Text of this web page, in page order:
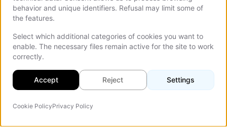
und einer einfachen Wissensdatenbank?
Standardsoftware verwenden?
behavior and unique identifiers. Refusal may limit some of
the features.
Select which additional categories of cookies you want to
enable. The necessary files remain active for the site to work
correctly.
Accept Reject Settings
Cookie PolicyPrivacy Policy